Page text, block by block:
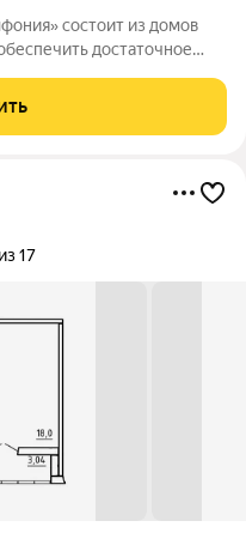
состоит из домов
достаточное
готовой базовой
17